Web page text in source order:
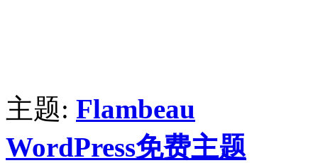
主题: Flambeau
WordPress免费主题